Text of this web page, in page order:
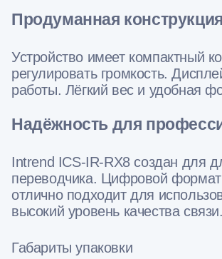
Продуманная
Устройство имеет компактный
регулировать громкость.
работы. Лёгкий вес и удобная
Надёжность для
Intrend ICS-IR-RX8 создан для
переводчика. Цифровой
отлично подходит для
высокий уровень качества связи.
Габариты упаковки